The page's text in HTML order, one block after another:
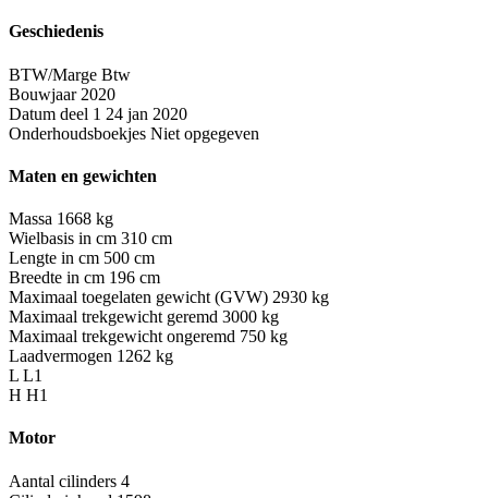
Geschiedenis
BTW/Marge Btw
Bouwjaar 2020
Datum deel 1 24 jan 2020
Onderhoudsboekjes Niet opgegeven
Maten en gewichten
Massa 1668 kg
Wielbasis in cm 310 cm
Lengte in cm 500 cm
Breedte in cm 196 cm
Maximaal toegelaten gewicht (GVW) 2930 kg
Maximaal trekgewicht geremd 3000 kg
Maximaal trekgewicht ongeremd 750 kg
Laadvermogen 1262 kg
L L1
H H1
Motor
Aantal cilinders 4